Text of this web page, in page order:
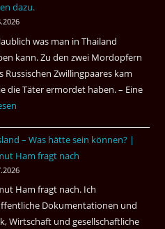
ist
der
Mörder
wieder
frei
?
dazu.
was man in Thailand
kann. Zu den zwei Mordopfern
Russischen Zwillingpaares kam
die Täter ermordet haben. – Eine
– Was hätte sein können? |
Ham fragt nach
Ham fragt nach. Ich
Dokumentationen und
Wirtschaft und gesellschaftliche